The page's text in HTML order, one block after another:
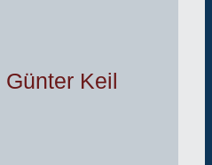
Keil